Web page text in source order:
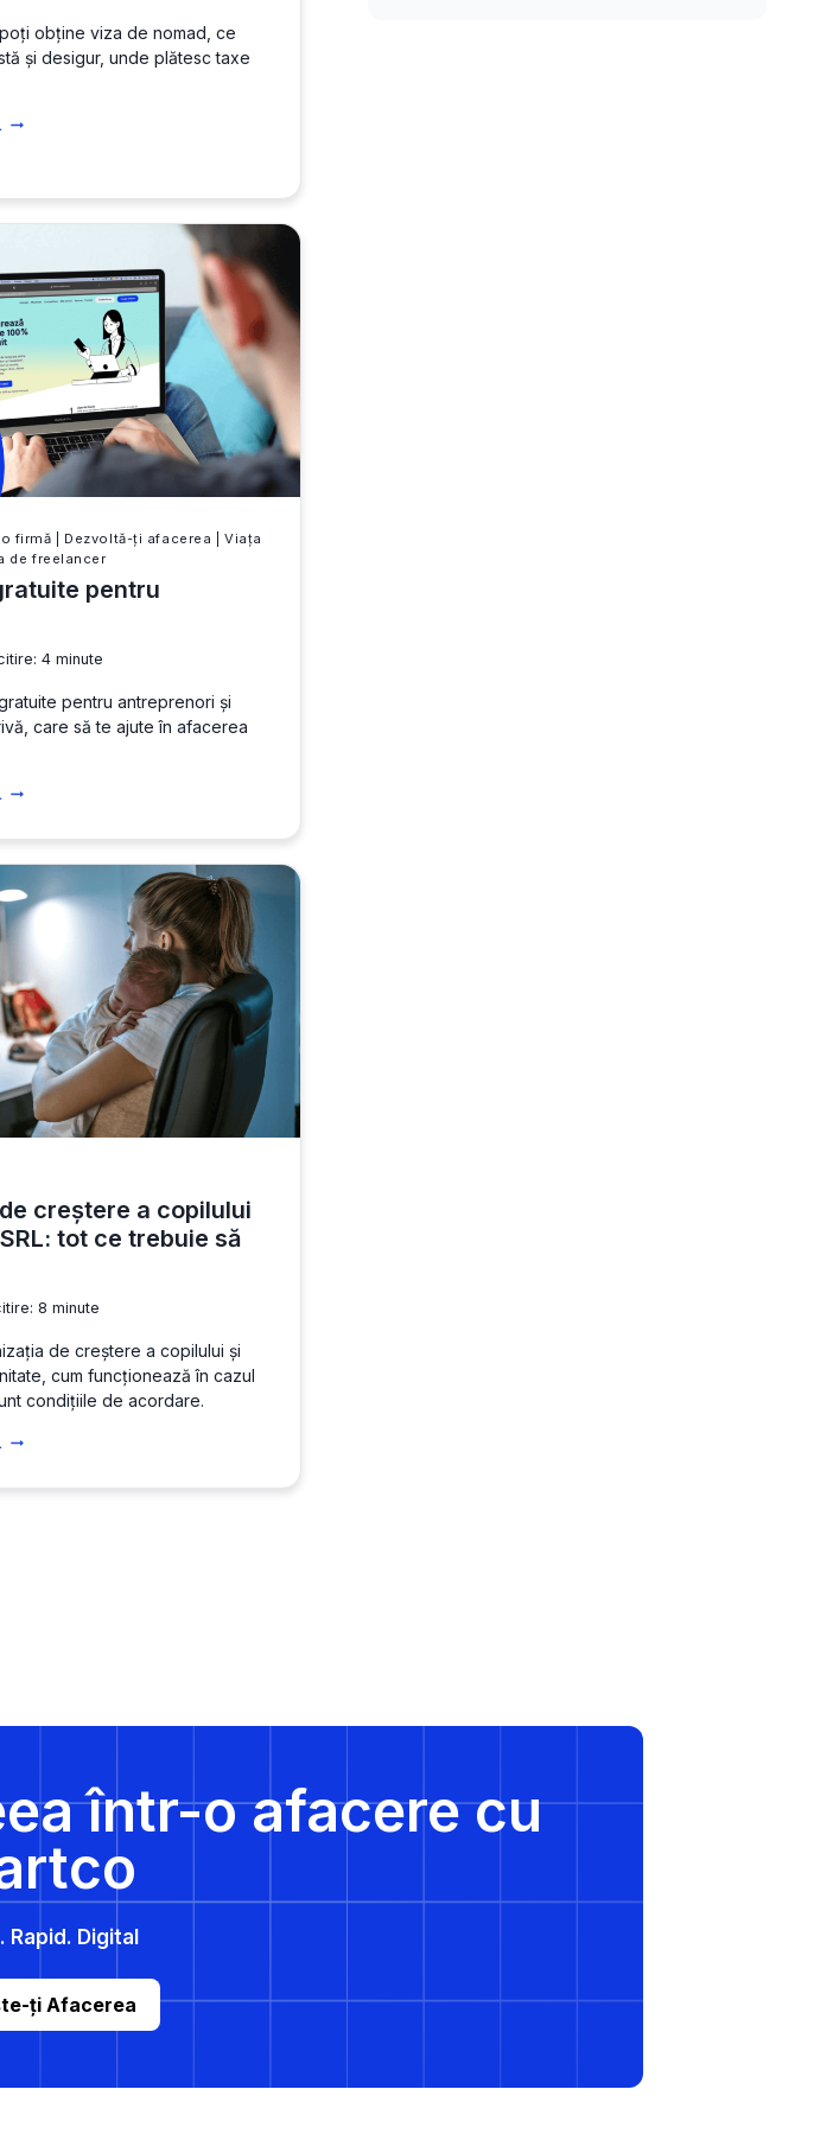
obține viza de nomad, ce
și desigur, unde plătesc taxe
UNDE
NOMAZII
DIGITALI?
firmă Dezvoltă-ți afacerea |Viața
de freelancer
pentru
4minute
pentru antreprenori și
care să te ajute în afacerea
TOP
GRATUITE
PENTRU
ANTREPRENORI
creștere a copilului
tot ce trebuie să
8minute
de creștere a copilului și
cum funcționează în cazul
condițiile de acordare.
INDEMNIZAȚIA
CREȘTERE
într-o afacere cu
Rapid. Digital
ți Afacerea